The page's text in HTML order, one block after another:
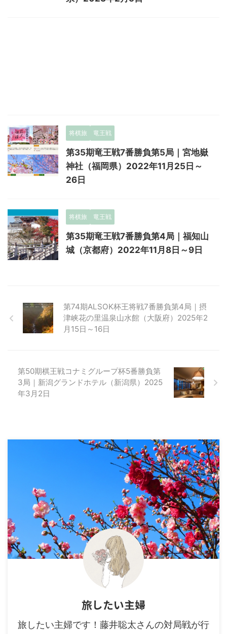
将棋旅 竜王戦
第35期竜王戦7番勝負第5局｜宮地嶽
神社（福岡県）2022年11月25日～
26日
将棋旅 竜王戦
第35期竜王戦7番勝負第4局｜福知山
城（京都府）2022年11月8日～9日
第74期ALSOK杯王将戦7番勝負第4局｜摂
津峡花の里温泉山水館（大阪府）2025年2
月15日～16日
第50期棋王戦コナミグループ杯5番勝負第
3局｜新潟グランドホテル（新潟県）2025
年3月2日
旅したい主婦
旅したい主婦です！藤井聡太さんの対局戦が行